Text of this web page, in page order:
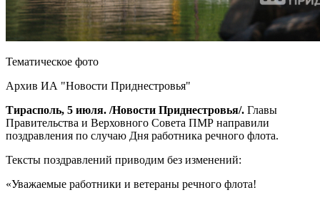
Тематическое фото
Архив ИА "Новости Приднестровья"
Тирасполь, 5 июля. /Новости Приднестровья/. Главы
Правительства и Верховного Совета ПМР направили
поздравления по случаю Дня работника речного флота.
Тексты поздравлений приводим без изменений:
«Уважаемые работники и ветераны речного флота!